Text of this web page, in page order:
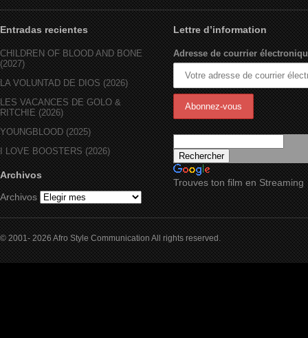
Entradas recientes
CHILDREN OF BLOOD AND BONE
(2027)
LA VOLUNTAD DE DIOS (2026)
LES VACANCES DE GOLO &
RITCHIE (2026)
YOUNGBLOOD (2025)
I LOVE BOOSTERS (2026)
Archivos
Archivos
Lettre d’information
Adresse de courrier
Trouves ton film en Streaming
© 2001- 2026 Afro Style Communication All rights reserved.